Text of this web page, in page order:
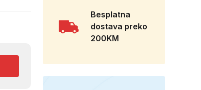
Besplatna
dostava preko
200KM